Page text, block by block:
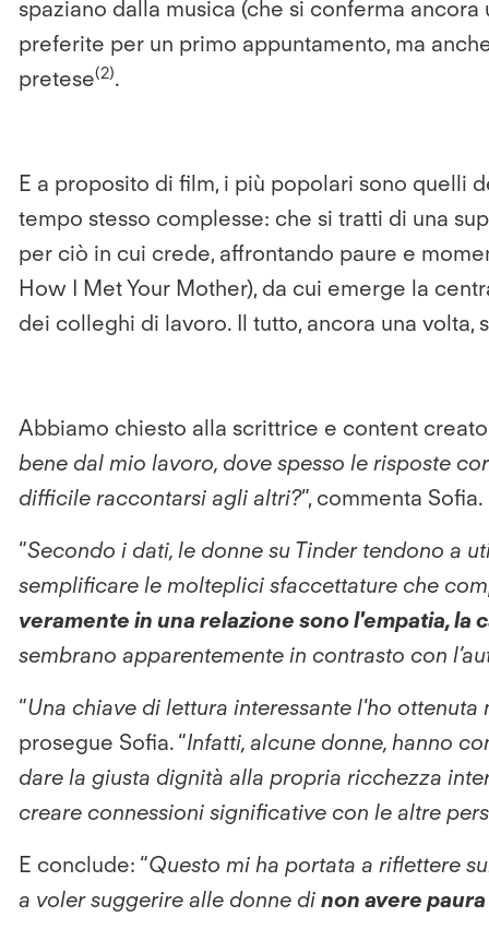
spaziano dalla musica (che si conferma
preferite per un primo appuntamento, ma
pretese(2).
E a proposito di film, i più popolari sono quelli
tempo stesso complesse: che si tratti di una
per ciò in cui crede, affrontando paure e
How I Met Your Mother), da cui emerge la
dei colleghi di lavoro. Il tutto, ancora una
Abbiamo chiesto alla scrittrice e content
bene dal mio lavoro, dove spesso le risposte
difficile raccontarsi agli altri?”, commenta Sofia.
“Secondo i dati, le donne su Tinder tendono a
semplificare le molteplici sfaccettature che
veramente in una relazione sono l'empatia, la
sembrano apparentemente in contrasto con
“Una chiave di lettura interessante l'ho
prosegue Sofia. “Infatti, alcune donne, hanno
dare la giusta dignità alla propria ricchezza
creare connessioni significative con le altre
E conclude: “Questo mi ha portata a riflettere
a voler suggerire alle donne di non avere